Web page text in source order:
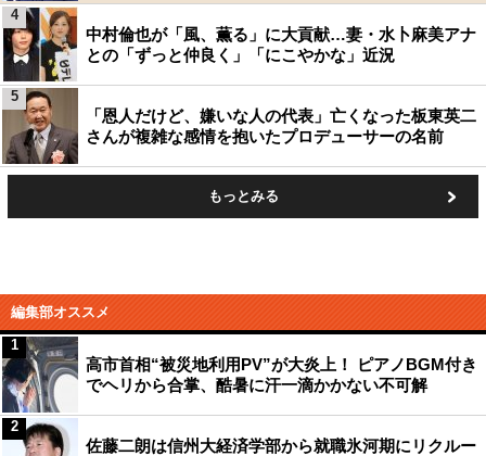
中村倫也が「風、薫る」に大貢献…妻・水卜麻美アナ
との「ずっと仲良く」「にこやかな」近況
4
「恩人だけど、嫌いな人の代表」亡くなった板東英二
さんが複雑な感情を抱いたプロデューサーの名前
5
もっとみる
編集部オススメ
高市首相“被災地利用PV”が大炎上！ ピアノBGM付き
でヘリから合掌、酷暑に汗一滴かかない不可解
1
佐藤二朗は信州大経済学部から就職氷河期にリクルー
2